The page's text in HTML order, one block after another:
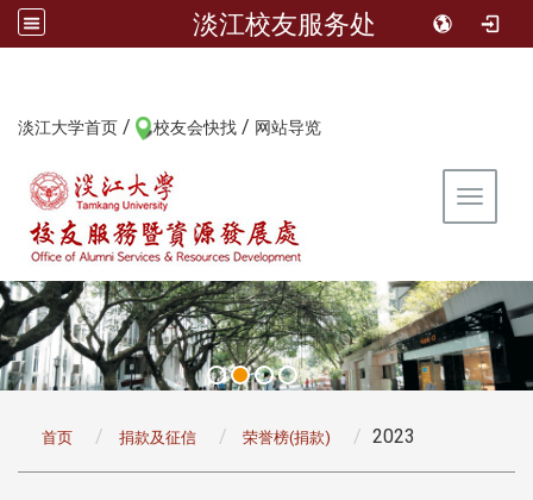
淡江校友服务处
淡江大学首页 / 校友会快找 / 网站导览
Toggle
首页 捐款及征信 荣誉榜(捐款) 2023